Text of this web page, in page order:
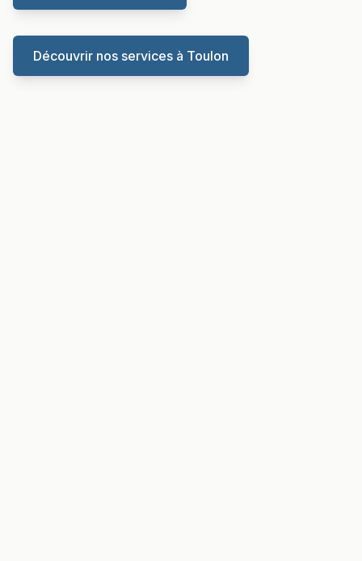
Découvrir nos services à Toulon